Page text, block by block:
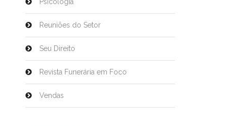
Reuniões do Setor
Seu Direito
Revista Funerária em Foco
Vendas